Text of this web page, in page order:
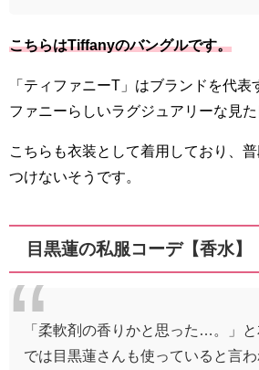
こちらはTiffanyのバングルです。
「ティファニーT」はブランドを代表
ファニーらしいラグジュアリーな見た
こちらも衣装として着用しており、
つけないそうです。
目黒蓮の私服コーデ【香水】
「柔軟剤の香りかと思った…。」
では目黒蓮さんも使っていると言